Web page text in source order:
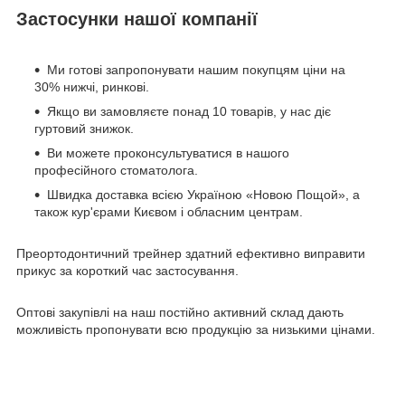
Застосунки нашої компанії
Ми готові запропонувати нашим покупцям ціни на
30% нижчі, ринкові.
Якщо ви замовляєте понад 10 товарів, у нас діє
гуртовий знижок.
Ви можете проконсультуватися в нашого
професійного стоматолога.
Швидка доставка всією Україною «Новою Пощой», а
також кур'єрами Києвом і обласним центрам.
Преортодонтичний трейнер здатний ефективно виправити
прикус за короткий час застосування.
Оптові закупівлі на наш постійно активний склад дають
можливість пропонувати всю продукцію за низькими цінами.